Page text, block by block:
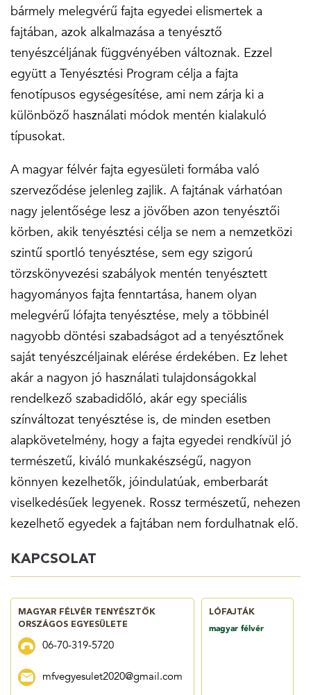
bármely melegvérű fajta egyedei elismertek a
fajtában, azok alkalmazása a tenyésztő
tenyészcéljának függvényében változnak. Ezzel
együtt a Tenyésztési Program célja a fajta
fenotípusos egységesítése, ami nem zárja ki a
különböző használati módok mentén kialakuló
típusokat.
A magyar félvér fajta egyesületi formába való
szerveződése jelenleg zajlik. A fajtának várhatóan
nagy jelentősége lesz a jövőben azon tenyésztői
körben, akik tenyésztési célja se nem a nemzetközi
szintű sportló tenyésztése, sem egy szigorú
törzskönyvezési szabályok mentén tenyésztett
hagyományos fajta fenntartása, hanem olyan
melegvérű lófajta tenyésztése, mely a többinél
nagyobb döntési szabadságot ad a tenyésztőnek
saját tenyészcéljainak elérése érdekében. Ez lehet
akár a nagyon jó használati tulajdonságokkal
rendelkező szabadidőló, akár egy speciális
színváltozat tenyésztése is, de minden esetben
alapkövetelmény, hogy a fajta egyedei rendkívül jó
természetű, kiváló munkakészségű, nagyon
könnyen kezelhetők, jóindulatúak, emberbarát
viselkedésűek legyenek. Rossz természetű, nehezen
kezelhető egyedek a fajtában nem fordulhatnak elő.
KAPCSOLAT
MAGYAR FÉLVÉR TENYÉSZTŐK
ORSZÁGOS EGYESÜLETE
06-70-319-5720
mfvegyesulet2020@gmail.com
LÓFAJTÁK
magyar félvér